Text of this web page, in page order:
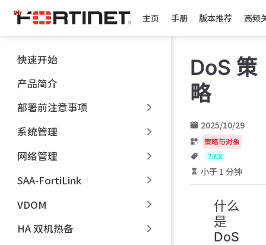
跳
至
主
內
容
主页 手册 版本推荐 高频
快速开始
产品简介
部署前注意事项
系统管理
网络管理
SAA-FortiLink
VDOM
HA 双机热备
DoS 策
略
2025/10/29
策略与对象
7.X.X
小于 1 分钟
什么
是
DoS